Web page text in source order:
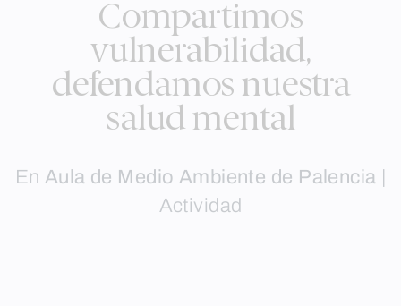
Compartimos
vulnerabilidad,
defendamos nuestra
salud mental
En Aula de Medio Ambiente de Palencia
Actividad